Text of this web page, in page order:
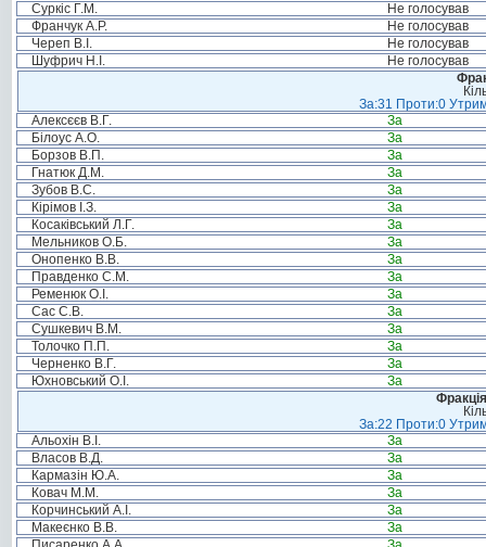
Суркіс Г.М.
Не голосував
Франчук А.Р.
Не голосував
Череп В.І.
Не голосував
Шуфрич Н.І.
Не голосував
За:31 Проти:0
Алексєєв В.Г.
За
Білоус А.О.
За
Борзов В.П.
За
Гнатюк Д.М.
За
Зубов В.С.
За
Кірімов І.З.
За
Косаківський Л.Г.
За
Мельников О.Б.
За
Онопенко В.В.
За
Правденко С.М.
За
Ременюк О.І.
За
Сас С.В.
За
Сушкевич В.М.
За
Толочко П.П.
За
Черненко В.Г.
За
Юхновський О.І.
За
За:22 Проти:0
Альохін В.І.
За
Власов В.Д.
За
Кармазін Ю.А.
За
Ковач М.М.
За
Корчинський А.І.
За
Макеєнко В.В.
За